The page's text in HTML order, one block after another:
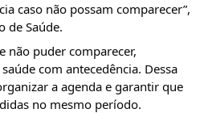
caso não possam comparecer”,
de Saúde.
não puder comparecer,
com antecedência. Dessa
a agenda e garantir que
no mesmo período.